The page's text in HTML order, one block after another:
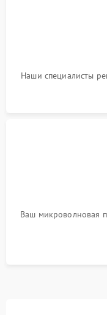
Наши специалисты
Ваш микроволновая